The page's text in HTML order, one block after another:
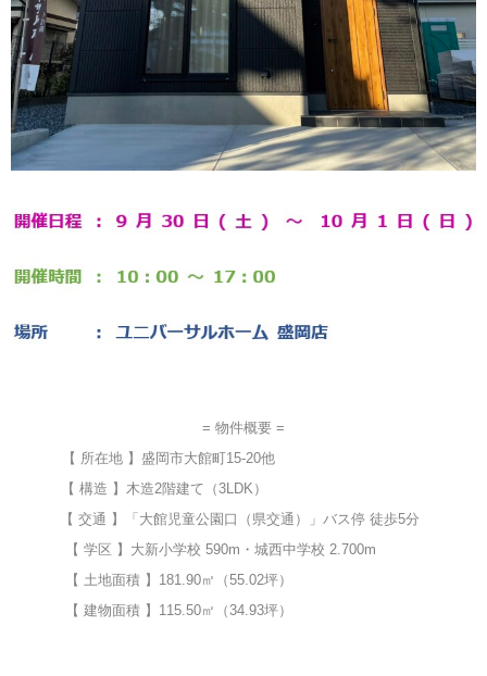
= 物件概要 =
【 所在地 】盛岡市大館町15-20他
【 構造 】木造2階建て（3LDK）
【 交通 】「大館児童公園口（県交通）」バス停 徒歩5分
【 学区 】大新小学校 590m・城西中学校 2.700m
【 土地面積 】181.90㎡（55.02坪）
【 建物面積 】115.50㎡（34.93坪）